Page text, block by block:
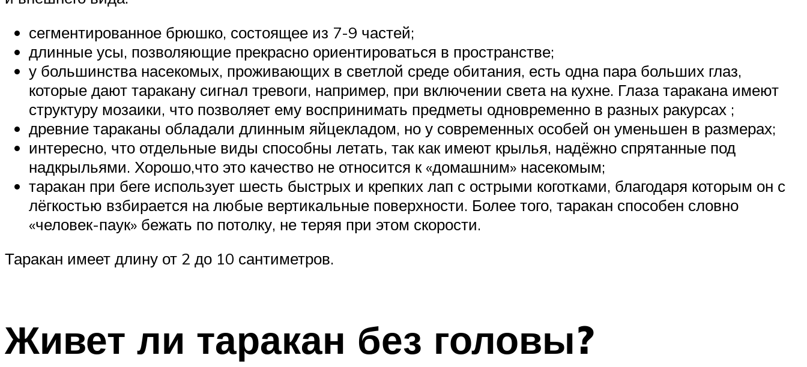
сегментированное брюшко, состоящее из 7-9 частей;
длинные усы, позволяющие прекрасно ориентироваться в пространстве;
у большинства насекомых, проживающих в светлой среде обитания, есть одна пара больших глаз,
которые дают таракану сигнал тревоги, например, при включении света на кухне. Глаза таракана имеют
структуру мозаики, что позволяет ему воспринимать предметы одновременно в разных ракурсах ;
древние тараканы обладали длинным яйцекладом, но у современных особей он уменьшен в размерах;
интересно, что отдельные виды способны летать, так как имеют крылья, надёжно спрятанные под
надкрыльями. Хорошо,что это качество не относится к «домашним» насекомым;
таракан при беге использует шесть быстрых и крепких лап с острыми коготками, благодаря которым он с
лёгкостью взбирается на любые вертикальные поверхности. Более того, таракан способен словно
«человек-паук» бежать по потолку, не теряя при этом скорости.
Таракан имеет длину от 2 до 10 сантиметров.
Живет ли таракан без головы?